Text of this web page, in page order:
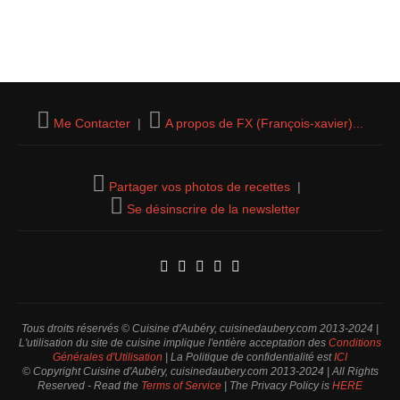
Me Contacter | A propos de FX (François-xavier)...
Partager vos photos de recettes |
Se désinscrire de la newsletter
Tous droits réservés © Cuisine d'Aubéry, cuisinedaubery.com 2013-2024 |
L'utilisation du site de cuisine implique l'entière acceptation des Conditions
Générales d'Utilisation | La Politique de confidentialité estICI
© Copyright Cuisine d'Aubéry, cuisinedaubery.com 2013-2024 | All Rights
Reserved - Read the Terms of Service | The Privacy Policy is HERE